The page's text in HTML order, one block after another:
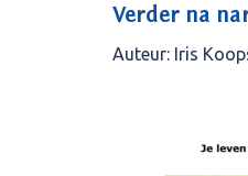
Verder na
Auteur: Iris